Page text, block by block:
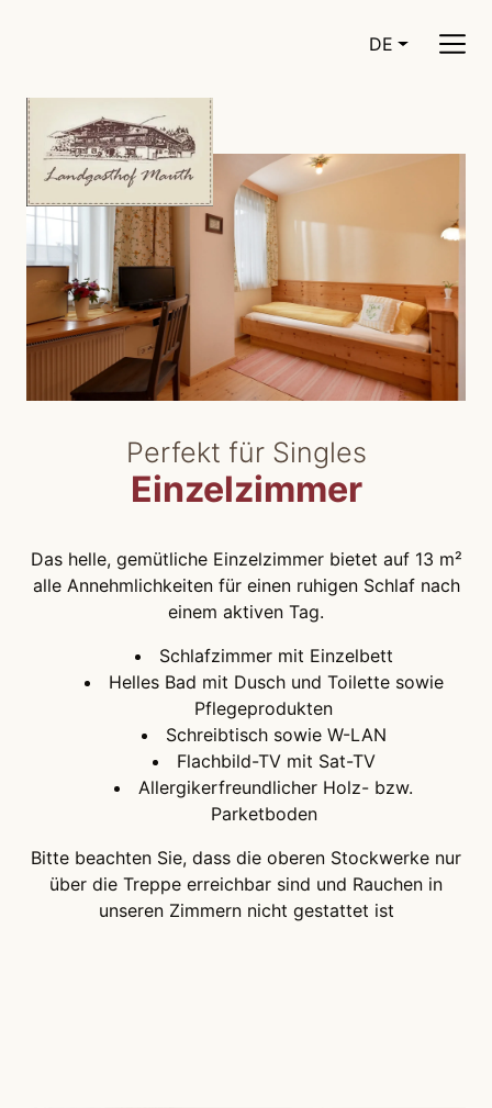
DE
CURRENT
Einzelzimmer
Perfekt für Singles
Das helle, gemütliche Einzelzimmer bietet auf 13 m²
alle Annehmlichkeiten für einen ruhigen Schlaf nach
einem aktiven Tag.
Schlafzimmer mit Einzelbett
Helles Bad mit Dusch und Toilette sowie
Pflegeprodukten
Schreibtisch sowie W-LAN
Flachbild-TV mit Sat-TV
Allergikerfreundlicher Holz- bzw.
Parketboden
Bitte beachten Sie, dass die oberen Stockwerke nur
über die Treppe erreichbar sind und Rauchen in
unseren Zimmern nicht gestattet ist